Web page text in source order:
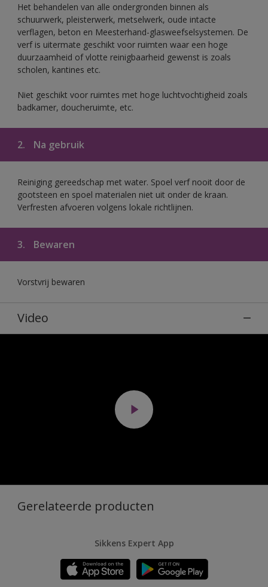
Het behandelen van alle ondergronden binnen als
schuurwerk, pleisterwerk, metselwerk, oude intacte
verflagen, beton en Meesterhand-glasweefselsystemen. De
verf is uitermate geschikt voor ruimten waar een hoge
duurzaamheid of vlotte reinigbaarheid gewenst is zoals
scholen, kantines etc.
Niet geschikt voor ruimtes met hoge luchtvochtigheid zoals
badkamer, doucheruimte, etc.
2. Na gebruik
Reiniging gereedschap met water. Spoel verf nooit door de
gootsteen en spoel materialen niet uit onder de kraan.
Verfresten afvoeren volgens lokale richtlijnen.
3. Bewaren
Vorstvrij bewaren
Video
Gerelateerde producten
Sikkens Expert App